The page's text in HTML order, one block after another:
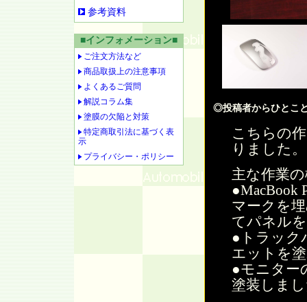
参考資料
■インフォメーション■
ご注文方法など
商品取扱上の注意事項
よくあるご質問
解説コラム集
塗膜の欠陥と対策
特定商取引法に基づく表
示
プライバシー・ポリシー
◎投稿者からひとこ
こちらの
りました。
主な作業
●MacBook
マークを
てパネル
●トラック
エットを
●モニター
塗装しま